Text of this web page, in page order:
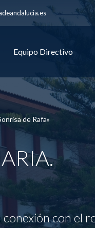
Equipo Directivo
de Rafa»
con el